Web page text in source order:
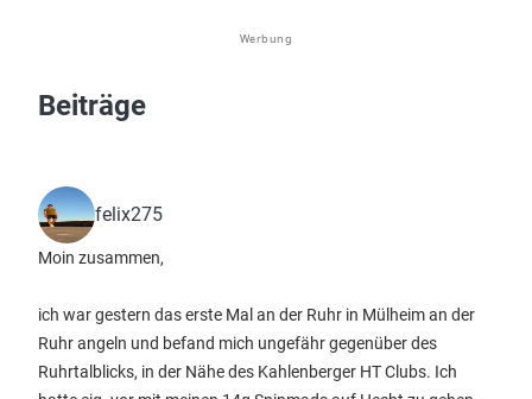
Werbung
Beiträge
felix275
Moin zusammen,
ich war gestern das erste Mal an der Ruhr in Mülheim an der
Ruhr angeln und befand mich ungefähr gegenüber des
Ruhrtalblicks, in der Nähe des Kahlenberger HT Clubs. Ich